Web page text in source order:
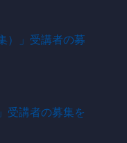
）」受講者の募
受講者の募集を